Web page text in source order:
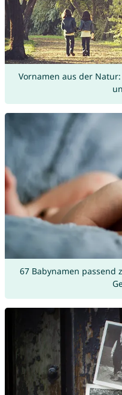
Vornamen aus der
67 Babynamen passend